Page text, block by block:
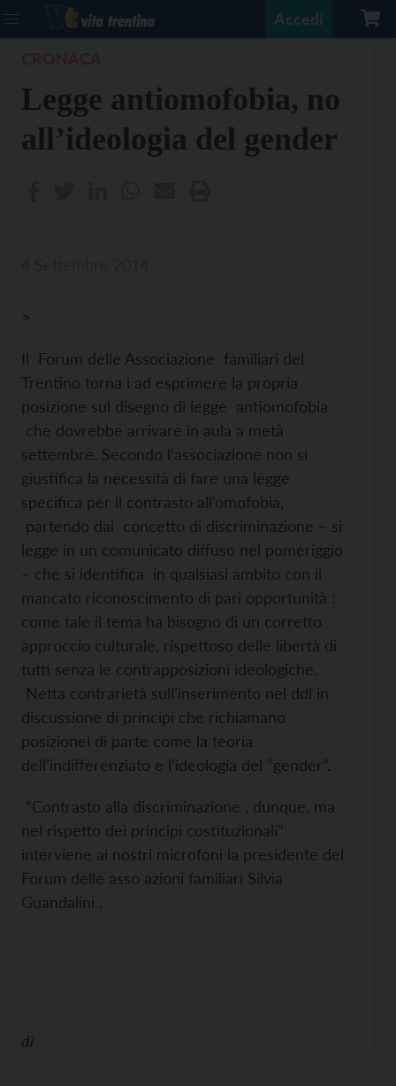
Accedi
Legge antiomofobia, no
all’ideologia del gender
>
Il Forum delle Associazione familiari del
Trentino torna i ad esprimere la propria
posizione sul disegno di legge antiomofobia
che dovrebbe arrivare in aula a metà
settembre. Secondo l’associazione non si
giustifica la necessità di fare una legge
specifica per il contrasto all’omofobia,
partendo dal concetto di discriminazione – si
legge in un comunicato diffuso nel pomeriggio
– che si identifica in qualsiasi ambito con il
mancato riconoscimento di pari opportunità :
come tale il tema ha bisogno di un corretto
approccio culturale, rispettoso delle libertà di
tutti senza le contrapposizioni ideologiche.
Netta contrarietà sull’inserimento nel ddl in
discussione di principi che richiamano
posizionei di parte come la teoria
dell’indifferenziato e l’ideologia del “gender”.
“Contrasto alla discriminazione , dunque, ma
nel rispetto dei principi costituzionali”
interviene ai nostri microfoni la presidente del
Forum delle asso azioni familiari Silvia
Guandalini .
di